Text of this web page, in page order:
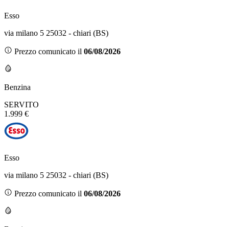
Esso
via milano 5 25032 - chiari (BS)
Prezzo comunicato il 06/08/2026
Benzina
SERVITO
1.999 €
Esso
via milano 5 25032 - chiari (BS)
Prezzo comunicato il 06/08/2026